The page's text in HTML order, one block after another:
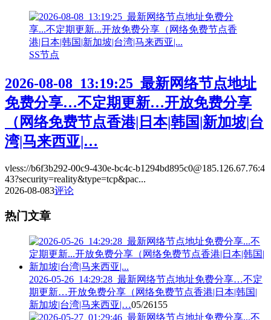
SS节点
2026-08-08_13:19:25_最新网络节点地址
免费分享…不定期更新…开放免费分享
（网络免费节点香港|日本|韩国|新加坡|台
湾|马来西亚|…
vless://b6f3b292-00c9-430e-bc4c-b1294bd895c0@185.126.67.76:4
43?security=reality&type=tcp&pac...
2026-08-083评论
热门文章
2026-05-26_14:29:28_最新网络节点地址免费分享…不定
期更新…开放免费分享（网络免费节点香港|日本|韩国|
新加坡|台湾|马来西亚|…05/26155